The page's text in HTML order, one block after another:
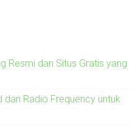
Resmi dan Situs Gratis yang
Radio Frequency untuk